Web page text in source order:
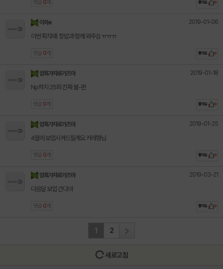
댓글 0 개 좋아요 0
이하e 2019-01-06
이번 확챠때 창밥과 함께 와주심 ㅠㅠㅠ
댓글 0 개 좋아요 0
암흑가챠로가즈아 2019-01-18
Np차지 25퍼 진짜 불-편
댓글 0 개 좋아요 0
암흑가챠로가즈아 2019-01-25
4월에 보업시켜드릴게요 카레형님
댓글 0 개 좋아요 0
암흑가챠로가즈아 2019-03-21
다음달 보업 간다아
댓글 0 개 좋아요 0
1 2
새로고침